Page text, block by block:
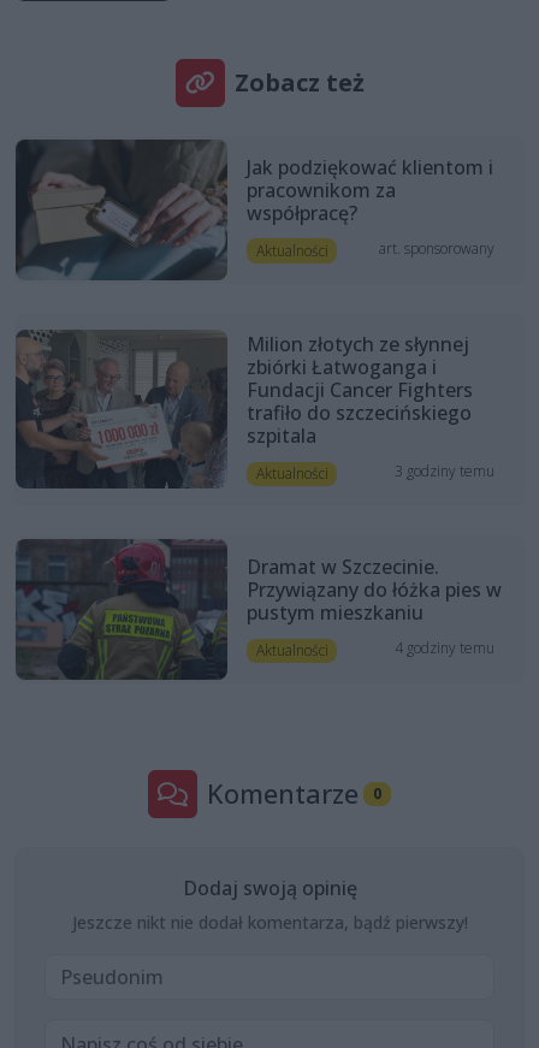
Zobacz też
Jak podziękować klientom i
pracownikom za
współpracę?
Aktualności art. sponsorowany
Milion złotych ze słynnej
zbiórki Łatwoganga i
Fundacji Cancer Fighters
trafiło do szczecińskiego
szpitala
Aktualności 3 godziny temu
Dramat w Szczecinie.
Przywiązany do łóżka pies w
pustym mieszkaniu
Aktualności 4 godziny temu
Komentarze 0
Dodaj swoją opinię
Jeszcze nikt nie dodał komentarza, bądź pierwszy!